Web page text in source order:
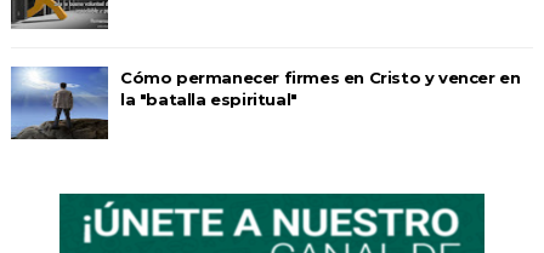
Cómo permanecer firmes en Cristo y vencer en
la "batalla espiritual"